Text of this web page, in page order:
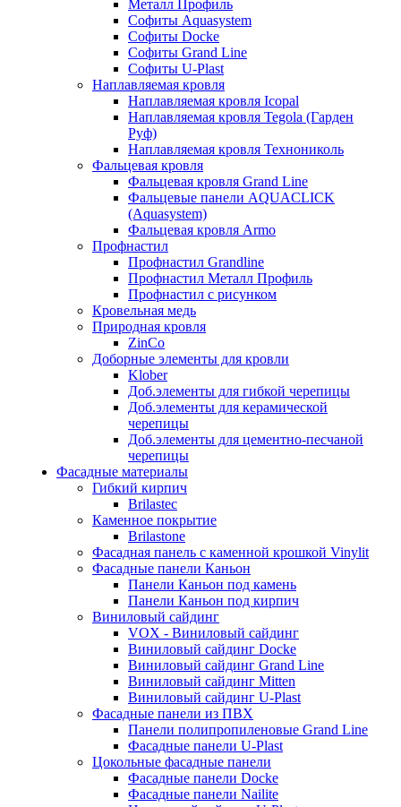
Металл Профиль
Софиты Aquasystem
Софиты Docke
Софиты Grand Line
Софиты U-Plast
Наплавляемая кровля
Наплавляемая кровля Icopal
Наплавляемая кровля Tegola (Гарден
Руф)
Наплавляемая кровля Технониколь
Фальцевая кровля
Фальцевая кровля Grand Line
Фальцевые панели AQUACLICK
(Aquasystem)
Фальцевая кровля Armo
Профнастил
Профнастил Grandline
Профнастил Металл Профиль
Профнастил с рисунком
Кровельная медь
Природная кровля
ZinCo
Доборные элементы для кровли
Klober
Доб.элементы для гибкой черепицы
Доб.элементы для керамической
черепицы
Доб.элементы для цементно-песчаной
черепицы
Фасадные материалы
Гибкий кирпич
Brilastec
Каменное покрытие
Brilastone
Фасадная панель с каменной крошкой Vinylit
Фасадные панели Каньон
Панели Каньон под камень
Панели Каньон под кирпич
Виниловый сайдинг
VOX - Виниловый сайдинг
Виниловый сайдинг Docke
Виниловый сайдинг Grand Line
Виниловый сайдинг Mitten
Виниловый сайдинг U-Plast
Фасадные панели из ПВХ
Панели полипропиленовые Grand Line
Фасадные панели U-Plast
Цокольные фасадные панели
Фасадные панели Docke
Фасадные панели Nailite